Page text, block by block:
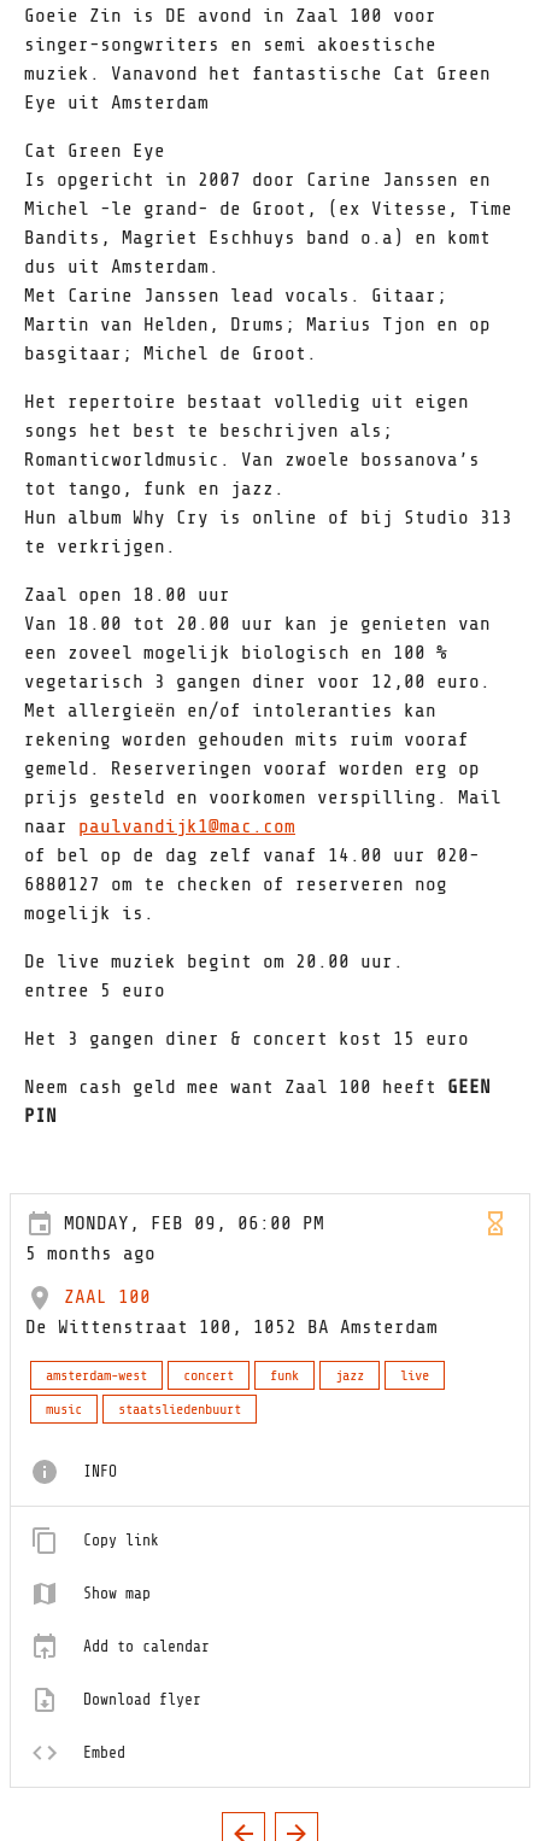
Goeie Zin is DE avond in Zaal 100 voor
singer-songwriters en semi akoestische
muziek. Vanavond het fantastische Cat Green
Eye uit Amsterdam
Cat Green Eye
Is opgericht in 2007 door Carine Janssen en
Michel -le grand- de Groot, (ex Vitesse, Time
Bandits, Magriet Eschhuys band o.a) en komt
dus uit Amsterdam.
Met Carine Janssen lead vocals. Gitaar;
Martin van Helden, Drums; Marius Tjon en op
basgitaar; Michel de Groot.
Het repertoire bestaat volledig uit eigen
songs het best te beschrijven als;
Romanticworldmusic. Van zwoele bossanova’s
tot tango, funk en jazz.
Hun album Why Cry is online of bij Studio 313
te verkrijgen.
Zaal open 18.00 uur
Van 18.00 tot 20.00 uur kan je genieten van
een zoveel mogelijk biologisch en 100 %
vegetarisch 3 gangen diner voor 12,00 euro.
Met allergieën en/of intoleranties kan
rekening worden gehouden mits ruim vooraf
gemeld. Reserveringen vooraf worden erg op
prijs gesteld en voorkomen verspilling. Mail
naar paulvandijk1@mac.com
of bel op de dag zelf vanaf 14.00 uur 020-
6880127 om te checken of reserveren nog
mogelijk is.
De live muziek begint om 20.00 uur.
entree 5 euro
Het 3 gangen diner & concert kost 15 euro
Neem cash geld mee want Zaal 100 heeft GEEN
PIN
MONDAY, FEB 09, 06:00 PM
5 months ago
ZAAL 100
De Wittenstraat 100, 1052 BA Amsterdam
amsterdam-west concert funk jazz
live
music
staatsliedenbuurt
INFO
Copy link
Show map
Add to calendar
Download flyer
Embed